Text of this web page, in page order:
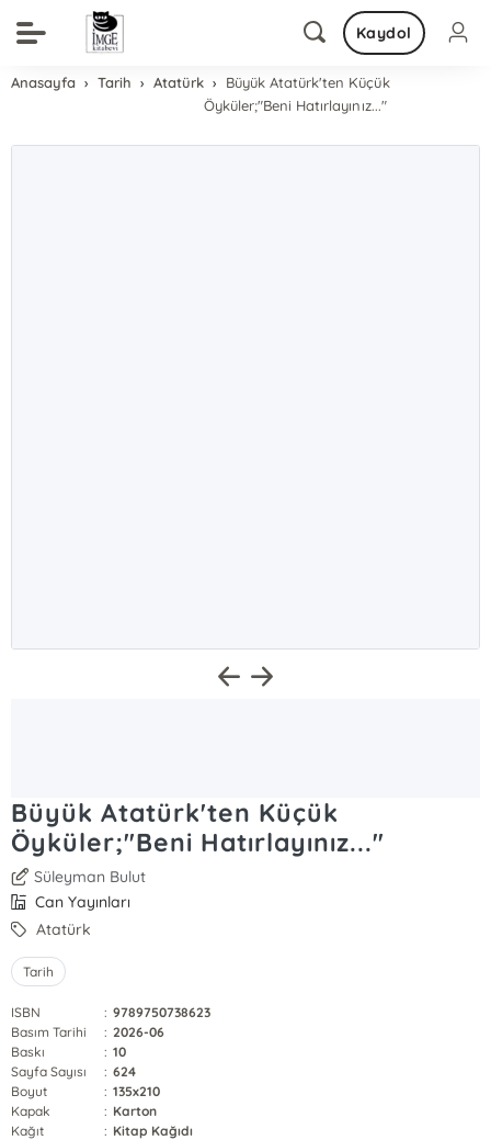
Kaydol
Anasayfa Tarih Atatürk
Büyük Atatürk'ten Küçük
Öyküler;"Beni Hatırlayınız..."
Büyük Atatürk'ten Küçük
Öyküler;"Beni Hatırlayınız..."
Süleyman Bulut
Can Yayınları
Atatürk
Tarih
ISBN : 9789750738623
Basım Tarihi
: 2026-06
Baskı
: 10
Sayfa Sayısı
: 624
Boyut
: 135x210
Kapak
: Karton
Kağıt
: Kitap Kağıdı